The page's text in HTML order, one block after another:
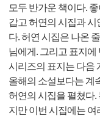
모두 반가운 책이다.
갑고 허연의 시집과
다. 허연 시집은 나온
님에게. 그리고 표지
시리즈의 표지는 다음
올해의 소설보다는 계
허연의 시집을 펼쳤다
지만 이번 시집에는